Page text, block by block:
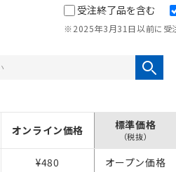
受注終了品を含む
※2025年3月31日以前に受
オンライン価格 標準価格
（税抜）
¥480 オープン価格
ご了承ください。
基づき作成されるも
とをご了承くださ